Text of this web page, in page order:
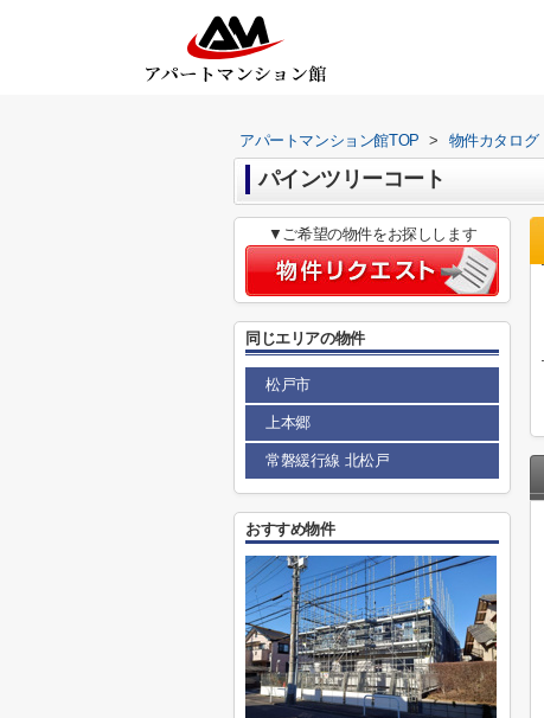
アパートマンション館TOP > 物件カタログ
パインツリーコート
▼ご希望の物件をお探しします
同じエリアの物件
松戸市
上本郷
常磐緩行線 北松戸
おすすめ物件